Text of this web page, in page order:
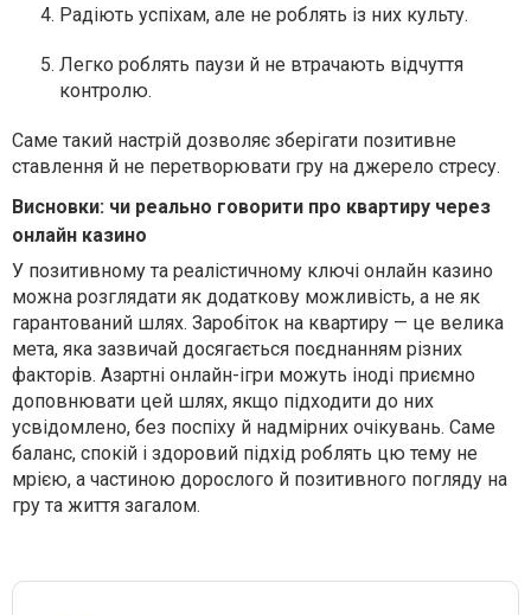
Радіють успіхам, але не роблять із них культу.
Легко роблять паузи й не втрачають відчуття
контролю.
Саме такий настрій дозволяє зберігати позитивне
ставлення й не перетворювати гру на джерело стресу.
Висновки: чи реально говорити про квартиру через
онлайн казино
У позитивному та реалістичному ключі онлайн казино
можна розглядати як додаткову можливість, а не як
гарантований шлях. Заробіток на квартиру — це велика
мета, яка зазвичай досягається поєднанням різних
факторів. Азартні онлайн-ігри можуть іноді приємно
доповнювати цей шлях, якщо підходити до них
усвідомлено, без поспіху й надмірних очікувань. Саме
баланс, спокій і здоровий підхід роблять цю тему не
мрією, а частиною дорослого й позитивного погляду на
гру та життя загалом.